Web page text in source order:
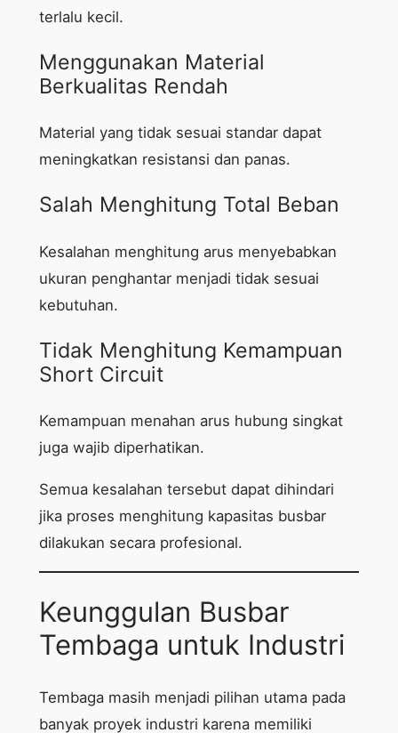
terlalu kecil.
Menggunakan Material
Berkualitas Rendah
Material yang tidak sesuai standar dapat
meningkatkan resistansi dan panas.
Salah Menghitung Total Beban
Kesalahan menghitung arus menyebabkan
ukuran penghantar menjadi tidak sesuai
kebutuhan.
Tidak Menghitung Kemampuan
Short Circuit
Kemampuan menahan arus hubung singkat
juga wajib diperhatikan.
Semua kesalahan tersebut dapat dihindari
jika proses menghitung kapasitas busbar
dilakukan secara profesional.
Keunggulan Busbar
Tembaga untuk Industri
Tembaga masih menjadi pilihan utama pada
banyak proyek industri karena memiliki